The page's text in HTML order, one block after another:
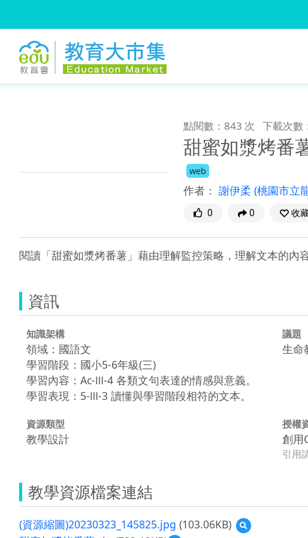
點閱數：843 次 下載次數
甜蜜如漿烤番
web
作者： 謝伊柔 (桃園市立
0 0 收
閱讀「甜蜜如漿烤番薯」藉由理解監控策略，理解文本的內
資訊
知識架構
領域：國語文
學習階段：國小5-6年級(三)
學習內容：Ac-Ⅲ-4 各類文句表達的情感與意義。
學習表現：5-Ⅲ-3 讀懂與學習階段相符的文本。
議題
生命
資源類型
教學設計
授權
創用
引用
教學資源檔案連結
(資源縮圖)20230323_145825.jpg (103.06KB)
預